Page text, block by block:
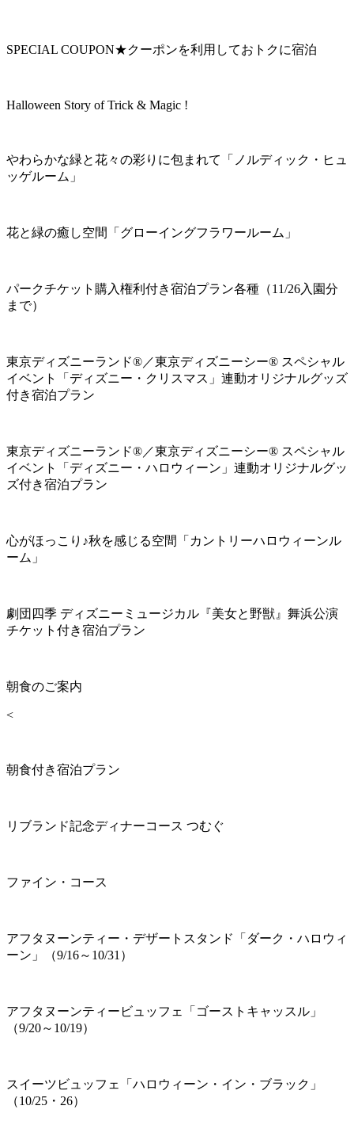
SPECIAL COUPON★クーポンを利用しておトクに宿泊
Halloween Story of Trick & Magic !
やわらかな緑と花々の彩りに包まれて「ノルディック・ヒュ
ッゲルーム」
花と緑の癒し空間「グローイングフラワールーム」
パークチケット購入権利付き宿泊プラン各種（11/26入園分
まで）
東京ディズニーランド®／東京ディズニーシー® スペシャル
イベント「ディズニー・クリスマス」連動オリジナルグッズ
付き宿泊プラン
東京ディズニーランド®／東京ディズニーシー® スペシャル
イベント「ディズニー・ハロウィーン」連動オリジナルグッ
ズ付き宿泊プラン
心がほっこり♪秋を感じる空間「カントリーハロウィーンル
ーム」
劇団四季 ディズニーミュージカル『美女と野獣』舞浜公演
チケット付き宿泊プラン
朝食のご案内
<
朝食付き宿泊プラン
リブランド記念ディナーコース つむぐ
ファイン・コース
アフタヌーンティー・デザートスタンド「ダーク・ハロウィ
ーン」（9/16～10/31）
アフタヌーンティービュッフェ「ゴーストキャッスル」
（9/20～10/19）
スイーツビュッフェ「ハロウィーン・イン・ブラック」
（10/25・26）